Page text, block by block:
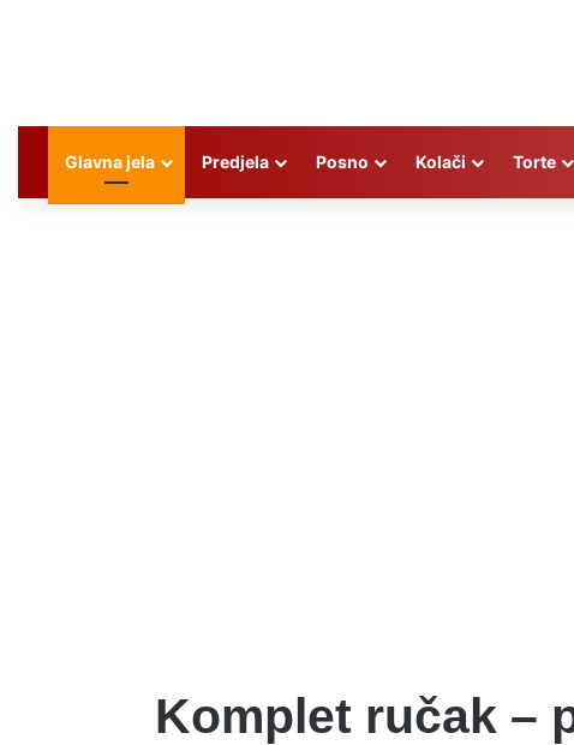
Glavna jela Predjela Posno Kolači Torte
Komplet ručak –